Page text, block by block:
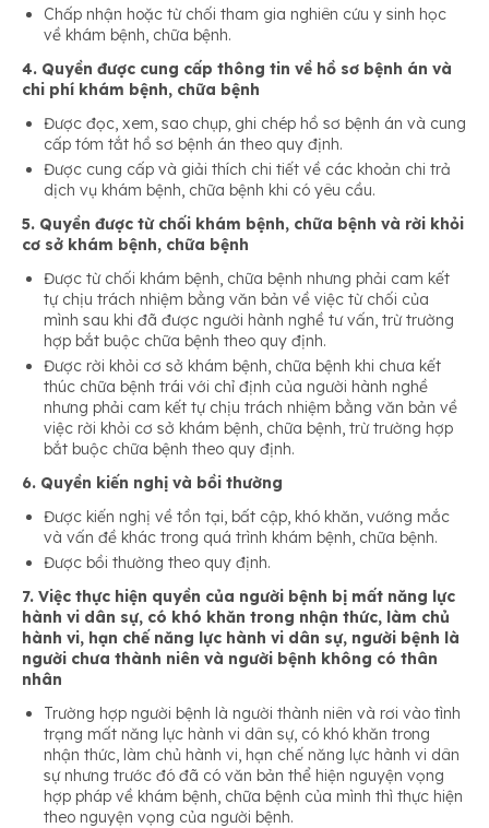
Chấp nhận hoặc từ chối tham gia nghiên cứu y sinh học
về khám bệnh, chữa bệnh.
4. Quyền được cung cấp thông tin về hồ sơ bệnh án và
chi phí khám bệnh, chữa bệnh
Được đọc, xem, sao chụp, ghi chép hồ sơ bệnh án và cung
cấp tóm tắt hồ sơ bệnh án theo quy định.
Được cung cấp và giải thích chi tiết về các khoản chi trả
dịch vụ khám bệnh, chữa bệnh khi có yêu cầu.
5. Quyền được từ chối khám bệnh, chữa bệnh và rời khỏi
cơ sở khám bệnh, chữa bệnh
Được từ chối khám bệnh, chữa bệnh nhưng phải cam kết
tự chịu trách nhiệm bằng văn bản về việc từ chối của
mình sau khi đã được người hành nghề tư vấn, trừ trường
hợp bắt buộc chữa bệnh theo quy định.
Được rời khỏi cơ sở khám bệnh, chữa bệnh khi chưa kết
thúc chữa bệnh trái với chỉ định của người hành nghề
nhưng phải cam kết tự chịu trách nhiệm bằng văn bản về
việc rời khỏi cơ sở khám bệnh, chữa bệnh, trừ trường hợp
bắt buộc chữa bệnh theo quy định.
6. Quyền kiến nghị và bồi thường
Được kiến nghị về tồn tại, bất cập, khó khăn, vướng mắc
và vấn đề khác trong quá trình khám bệnh, chữa bệnh.
Được bồi thường theo quy định.
7. Việc thực hiện quyền của người bệnh bị mất năng lực
hành vi dân sự, có khó khăn trong nhận thức, làm chủ
hành vi, hạn chế năng lực hành vi dân sự, người bệnh là
người chưa thành niên và người bệnh không có thân
nhân
Trường hợp người bệnh là người thành niên và rơi vào tình
trạng mất năng lực hành vi dân sự, có khó khăn trong
nhận thức, làm chủ hành vi, hạn chế năng lực hành vi dân
sự nhưng trước đó đã có văn bản thể hiện nguyện vọng
hợp pháp về khám bệnh, chữa bệnh của mình thì thực hiện
theo nguyện vọng của người bệnh.